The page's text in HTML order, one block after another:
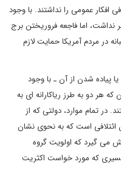
افکار عمومی را نداشتند. با وجود
ارتباطی به حملات ۱۱ سپتامبر نداشت، اما فاجعه فروریختن برج
در مردم آمریکا حمایت لازم
پیاده شدن از آن ـ با وجود
هر دو به طرز ریاکارانه ای به
در تمام موارد، دولتی که از
ائتلافی است که به نحوی نشان
می گیرد که اولویت گروه
که مورد خواست اکثریت